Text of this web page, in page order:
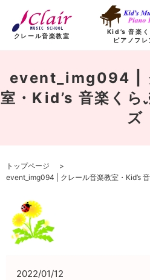
クレール音楽教室
Kid’s 音楽く
ピアノフレ
event_img094 |
室・Kid’s 音楽くら
ズ
トップページ
event_img094 | クレール音楽教室・Kid’s
2022/01/12